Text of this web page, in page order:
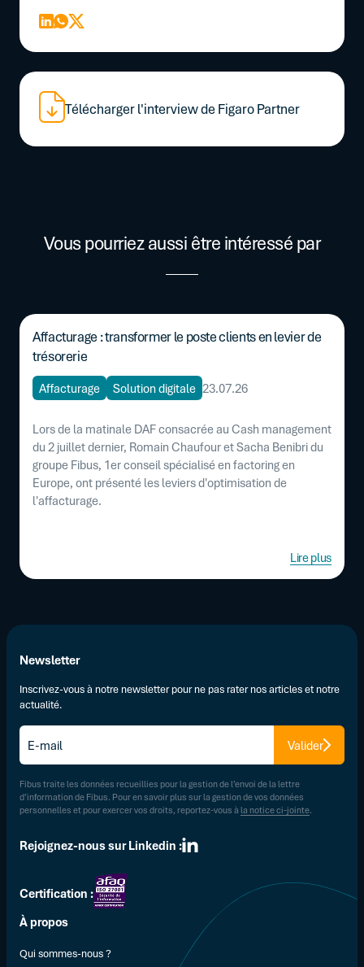
Télécharger l'interview de Figaro Partner
Vous pourriez aussi être intéressé par
Affacturage : transformer le poste clients en levier de
trésorerie
Affacturage Solution digitale 23.07.26
Lors de la matinale DAF consacrée au Cash management
du 2 juillet dernier, Romain Chaufour et Sacha Benibri du
groupe Fibus, 1er conseil spécialisé en factoring en
Europe, ont présenté les leviers d'optimisation de
l'affacturage.
Lire plus
Newsletter
Inscrivez-vous à notre newsletter pour ne pas rater nos articles et notre
actualité.
E-
mail* Valider
Fibus traite les données recueillies pour la gestion de l’envoi de la lettre
d’information de Fibus. Pour en savoir plus sur la gestion de vos données
personnelles et pour exercer vos droits, reportez-vous à la notice ci-jointe.
Rejoignez-nous sur Linkedin :
Certification :
À propos
Qui sommes-nous ?